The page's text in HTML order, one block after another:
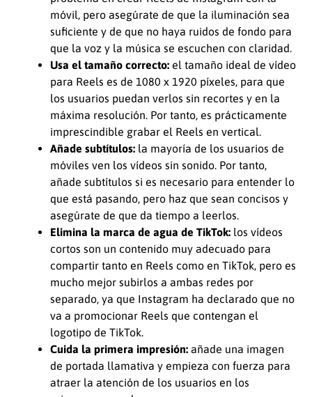
móvil, pero asegúrate de que la iluminación sea
suficiente y de que no haya ruidos de fondo para
que la voz y la música se escuchen con claridad.
Usa el tamaño correcto:el tamaño ideal de vídeo
para Reels es de 1080 x 1920 píxeles, para que
los usuarios puedan verlos sin recortes y en la
máxima resolución. Por tanto, es prácticamente
imprescindible grabar el Reels en vertical.
Añade subtítulos: la mayoría de los usuarios de
móviles ven los vídeos sin sonido. Por tanto,
añade subtítulos si es necesario para entender lo
que está pasando, pero haz que sean concisos y
asegúrate de que da tiempo a leerlos.
Elimina la marca de agua de TikTok: los vídeos
cortos son un contenido muy adecuado para
compartir tanto en Reels como en TikTok, pero es
mucho mejor subirlos a ambas redes por
separado, ya que Instagram ha declarado que no
va a promocionar Reels que contengan el
logotipo de TikTok.
Cuida la primera impresión: añade una imagen
de portada llamativa y empieza con fuerza para
atraer la atención de los usuarios en los